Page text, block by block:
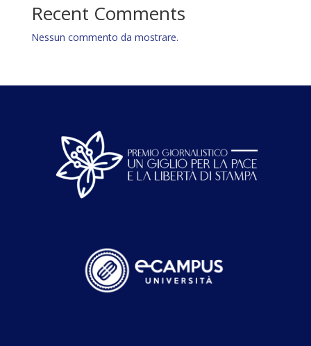
Recent Comments
Nessun commento da mostrare.